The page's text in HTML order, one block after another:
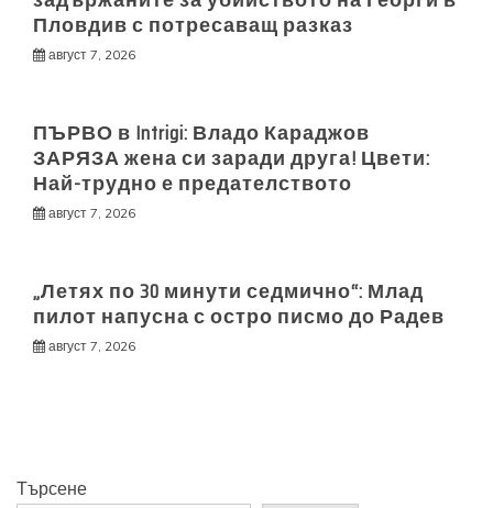
Пловдив с потресаващ разказ
август 7, 2026
ПЪРВО в Intrigi: Владо Караджов
ЗАРЯЗА жена си заради друга! Цвети:
Най-трудно е предателството
август 7, 2026
„Летях по 30 минути седмично“: Млад
пилот напусна с остро писмо до Радев
август 7, 2026
Търсене